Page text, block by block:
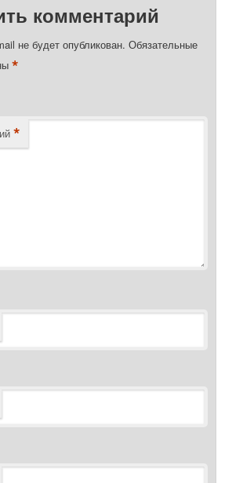
комментарий
не будет опубликован. Обязательные
*
*